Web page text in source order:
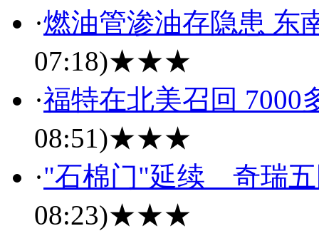
·燃油管渗油存隐患 东
07:18)★★★
·福特在北美召回 7000
08:51)★★★
·"石棉门"延续 奇瑞五
08:23)★★★